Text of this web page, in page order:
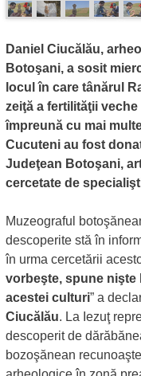
Daniel Ciucălău,
Botoşani, a sosit
locul în care tânărul
zeiţă a fertilităţii
împreună cu mai
Cucuteni au fost
Judeţean Botoşani,
cercetate de
Muzeograful
descoperite stă în
în urma cercetării
vorbeşte, spune nişte
acestei culturi” a
Ciucălău. La Iezuţ
descoperit de
bozoşănean